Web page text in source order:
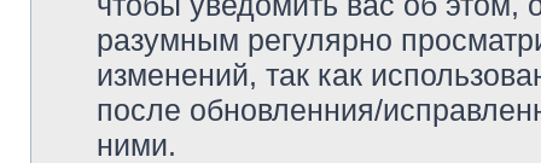
разумным регулярно
изменений, так как
после обновленния/
ними.